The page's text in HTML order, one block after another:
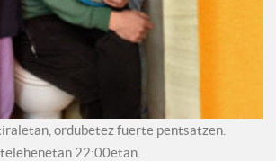
ordubetez fuerte pentsatzen.
22:00etan.